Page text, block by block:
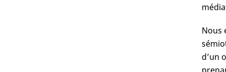
Nous
d’un